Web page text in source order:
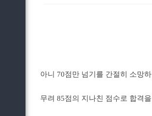
아니 70점만 넘기를 간절히 소망
무려 85점의 지나친 점수로 합격